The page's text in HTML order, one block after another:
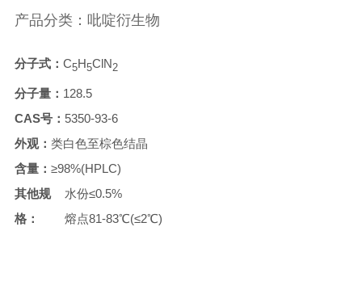
产品分类：吡啶衍生物
分子式： C5H5ClN2
分子量： 128.5
CAS号： 5350-93-6
外观： 类白色至棕色结晶
含量： ≥98%(HPLC)
其他规
格：
水份≤0.5%
熔点81-83℃(≤2℃)